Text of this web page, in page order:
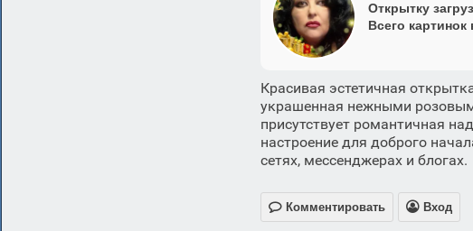
Открытку
Всего картинок
Красивая эстетичная
украшенная нежными
присутствует романтичная
настроение для доброго
сетях, мессенджерах и блогах.
 Комментировать  Вход